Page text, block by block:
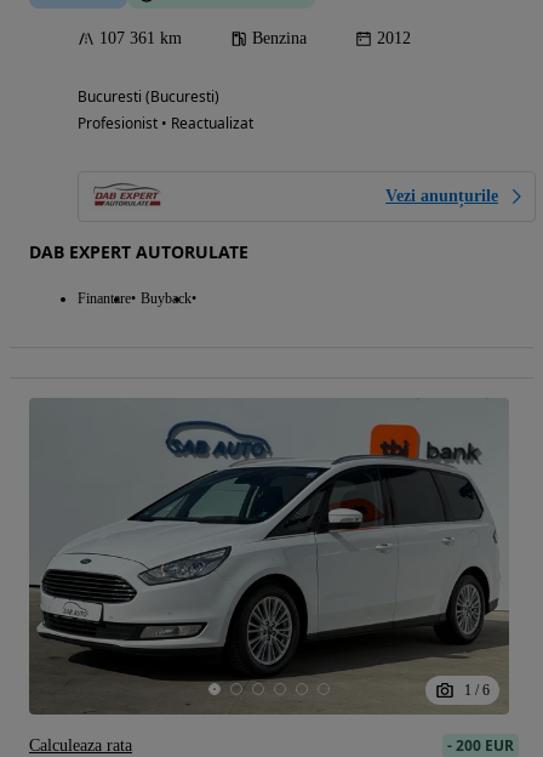
107 361 km Benzina 2012
Bucuresti (Bucuresti)
Profesionist • Reactualizat
Vezi anunțurile
DAB EXPERT AUTORULATE
Finantare Buyback
1 / 6
-200 EUR
Calculeaza rata